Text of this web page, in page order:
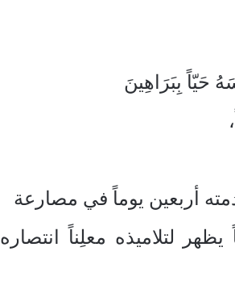
حَيّاً بِبَرَاهِينَ
لتلاميذه معلِناً انتصاره